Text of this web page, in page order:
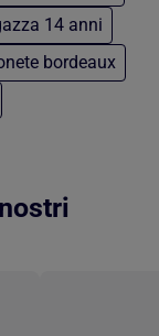
14 anni
bordeaux